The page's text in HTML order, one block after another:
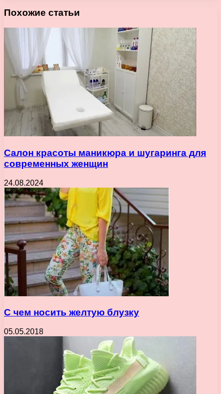
Похожие статьи
Салон красоты маникюра и шугаринга для
современных женщин
24.08.2024
С чем носить желтую блузку
05.05.2018